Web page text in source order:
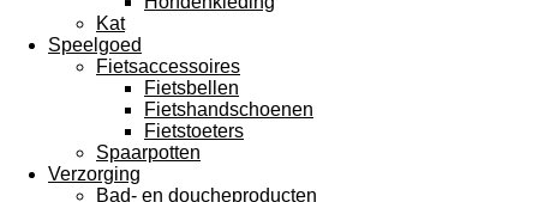
Kat
Speelgoed
Fietsaccessoires
Fietsbellen
Fietshandschoenen
Fietstoeters
Spaarpotten
Verzorging
Bad- en doucheproducten